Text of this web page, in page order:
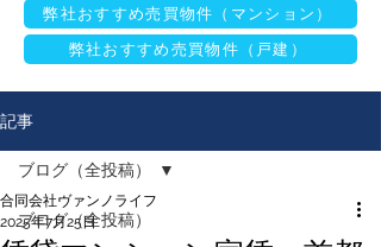
弊社おすすめ売買物件（マンション）
弊社おすすめ売買物件（戸建）
記事
ブログ（全投稿）
ブログ（全投稿）
合同会社ヴァンノライフ
2025年7月25日